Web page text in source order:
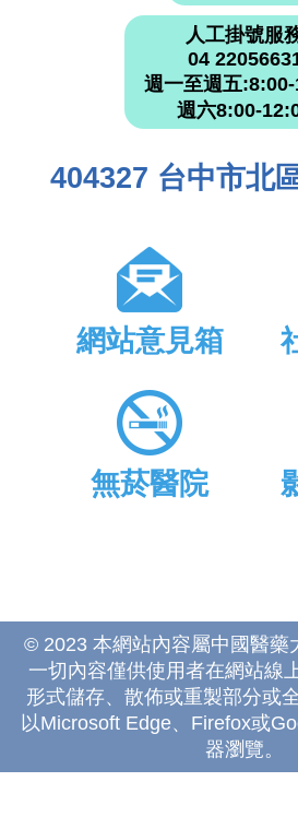
人工掛號服
04
週一至週五
週六8:00-
404327 台中市北
網站意見箱
無菸醫院
© 2023 本網站內容屬中國醫藥
一切內容僅供使用者在網站線
形式儲存、散佈或重製部分或
以Microsoft Edge、Firefox或
器瀏覽。